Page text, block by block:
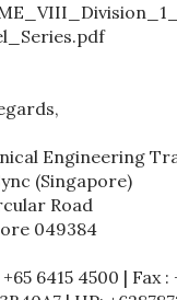
Engineering
(Singapore)
Road
049384
6415 4500 | Fax :